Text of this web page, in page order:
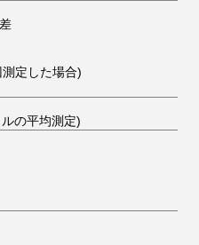
定した場合)
の平均測定)